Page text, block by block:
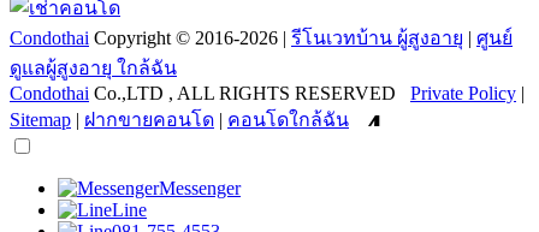
Condothai Copyright © 2016-2026 | รีโนเวทบ้าน ผู้สูงอายุ | ศูนย์
ดูแลผู้สูงอายุ ใกล้ฉัน
Condothai Co.,LTD , ALL RIGHTS RESERVED Private Policy |
Sitemap | ฝากขายคอนโด | คอนโดใกล้ฉัน
Messenger
Line